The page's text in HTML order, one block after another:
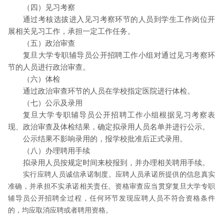
（四）见习考察
通过考核选拔进入见习考察环节的人员到学生工作岗位开
展相关见习工作，承担一定工作任务。
（五）政治审查
复旦大学专职辅导员公开招聘工作小组对通过见习考察环
节的人员进行政治审查。
（六）体检
通过政治审查环节的人员在学校指定医院进行体检。
（七）公示及录用
复旦大学专职辅导员公开招聘工作小组根据见习考察表
现、政治审查及体检结果，确定拟录用人员名单并进行公示。
公示结果不影响录用的，报学校批准后正式录用。
（八）办理聘用手续
拟录用人员按规定时间来校报到，并办理相关聘用手续。
实行应聘人员诚信承诺制度。应聘人员承诺所提供的信息真实
准确，并承担不实承诺相关责任。资格审查应当贯穿复旦大学专职
辅导员公开招聘全过程，任何环节发现应聘人员不符合资格条件
的，均应取消应聘或者聘用资格。